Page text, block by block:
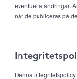
eventuella ändringar.
när de publiceras på
Denna